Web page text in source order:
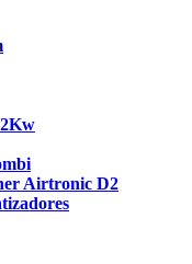
Airtronic D2